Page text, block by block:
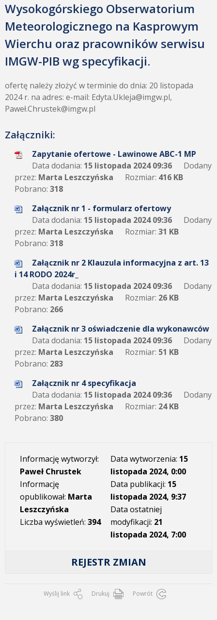
Wysokogórskiego Obserwatorium
Meteorologicznego na Kasprowym
Wierchu oraz pracowników serwisu
IMGW-PIB wg specyfikacji.
ofertę należy złożyć w terminie do dnia: 20 listopada
2024 r. na adres: e-mail: Edyta.Ukleja@imgw.pl,
Paweł.Chrustek@imgw.pl
Załączniki:
Zapytanie ofertowe - Lawinowe ABC-1 MP
Data dodania: 15 listopada 2024 09:36
Dodany
przez: Marta Leszczyńska Rozmiar: 416 KB
Pobrano: 318
Załącznik nr 1 - formularz ofertowy
Data dodania: 15 listopada 2024 09:36
Dodany
przez: Marta Leszczyńska Rozmiar: 31 KB
Pobrano: 318
Załącznik nr 2 Klauzula informacyjna z art. 13
i 14 RODO 2024r_
Data dodania: 15 listopada 2024 09:36
Dodany
przez: Marta Leszczyńska Rozmiar: 26 KB
Pobrano: 266
Załącznik nr 3 oświadczenie dla wykonawców
Data dodania: 15 listopada 2024 09:36
Dodany
przez: Marta Leszczyńska Rozmiar: 51 KB
Pobrano: 283
Załącznik nr 4 specyfikacja
Data dodania: 15 listopada 2024 09:36
Dodany
przez: Marta Leszczyńska Rozmiar: 24 KB
Pobrano: 380
Informację wytworzył:
Paweł Chrustek
Informację
opublikował: Marta
Leszczyńska
Liczba wyświetleń: 394
Data wytworzenia: 15
listopada 2024, 0:00
Data publikacji: 15
listopada 2024, 9:37
Data ostatniej
modyfikacji: 21
listopada 2024, 7:00
REJESTR ZMIAN
Wyślij link Drukuj Powrót